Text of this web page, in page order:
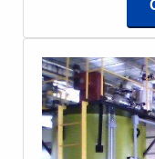
óleo, gás e dual,
equipamentos e
industrial. Com
exportação para
pelo
atendimento,